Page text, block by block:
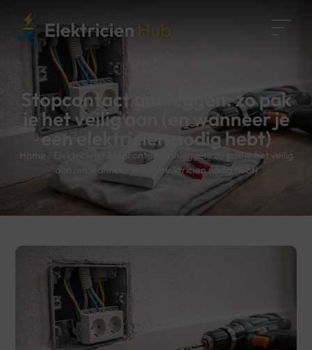
Stopcontact aanleggen: zo pak
je het veilig aan (en wanneer je
een elektricien nodig hebt)
Home / Elektricien
Stopcontact aanleggen: zo pak je het veilig
aan (en wanneer je een elektricien nodig hebt)